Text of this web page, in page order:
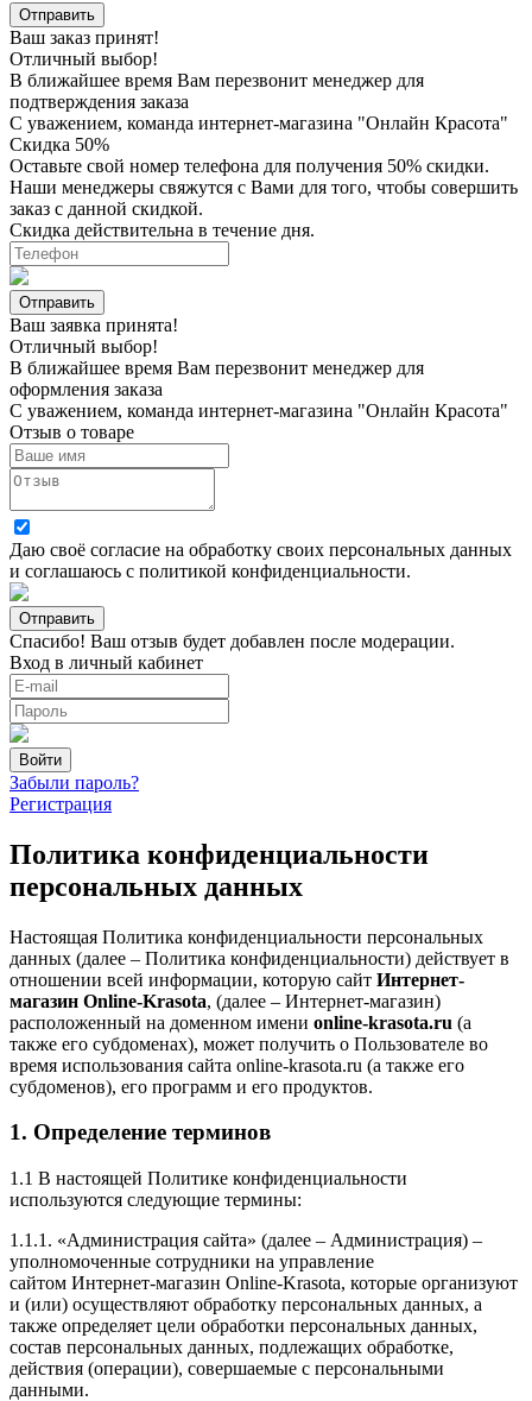
Ваш заказ принят!
Отличный выбор!
В ближайшее время Вам перезвонит менеджер для
подтверждения заказа
С уважением, команда интернет-магазина "Онлайн Красота"
Скидка 50%
Оставьте свой номер телефона для получения 50% скидки.
Наши менеджеры свяжутся с Вами для того, чтобы совершить
заказ с данной скидкой.
Скидка действительна в течение дня.
Ваш заявка принята!
Отличный выбор!
В ближайшее время Вам перезвонит менеджер для
оформления заказа
С уважением, команда интернет-магазина "Онлайн Красота"
Отзыв о товаре
Даю своё согласие на обработку своих персональных данных
и соглашаюсь с политикой конфиденциальности.
Спасибо! Ваш отзыв будет добавлен после модерации.
Вход в личный кабинет
Забыли пароль?
Регистрация
Политика конфиденциальности
персональных данных
Настоящая Политика конфиденциальности персональных
данных (далее – Политика конфиденциальности) действует в
отношении всей информации, которую сайт Интернет-
магазин Online-Krasota, (далее – Интернет-магазин)
расположенный на доменном имени online-krasota.ru (а
также его субдоменах), может получить о Пользователе во
время использования сайта online-krasota.ru (а также его
субдоменов), его программ и его продуктов.
1. Определение терминов
1.1 В настоящей Политике конфиденциальности
используются следующие термины:
1.1.1. «Администрация сайта» (далее – Администрация) –
уполномоченные сотрудники на управление
сайтом Интернет-магазин Online-Krasota, которые организуют
и (или) осуществляют обработку персональных данных, а
также определяет цели обработки персональных данных,
состав персональных данных, подлежащих обработке,
действия (операции), совершаемые с персональными
данными.